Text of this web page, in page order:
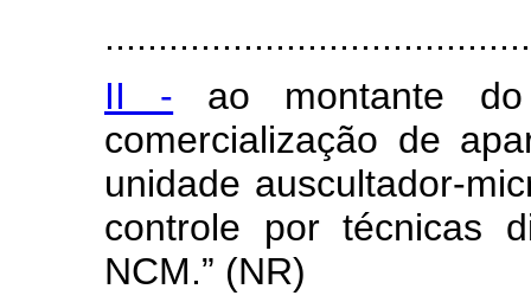
II - ao montante do
comercialização de
unidade auscultador-
controle por técnicas
NCM.” (NR)